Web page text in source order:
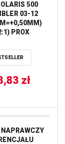
500
03-12
PROX
zł